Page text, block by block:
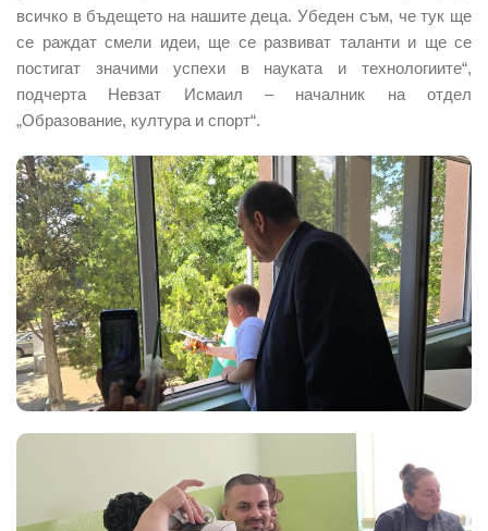
всичко в бъдещето на нашите деца. Убеден съм, че тук ще
се раждат смели идеи, ще се развиват таланти и ще се
постигат значими успехи в науката и технологиите“,
подчерта Невзат Исмаил – началник на отдел
„Образование, култура и спорт“.